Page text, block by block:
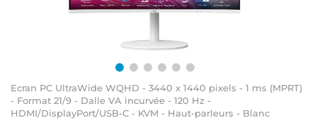
Ecran PC UltraWide WQHD - 3440 x 1440 pixels - 1 ms (MPRT)
- Format 21/9 - Dalle VA incurvée - 120 Hz -
HDMI/DisplayPort/USB-C - KVM - Haut-parleurs - Blanc